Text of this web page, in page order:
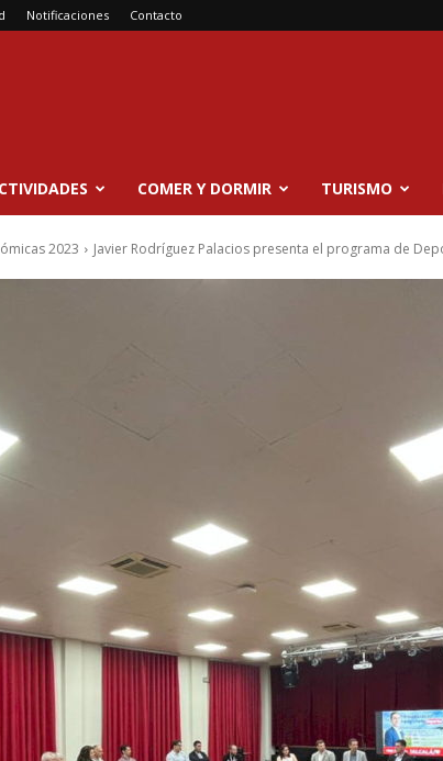
Notificaciones Contacto
COMER Y DORMIR TURISMO
2023 Javier Rodríguez Palacios presenta el programa de